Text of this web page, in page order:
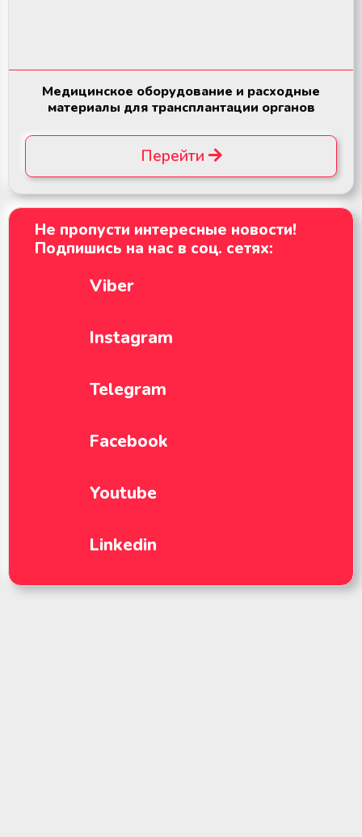
Медицинское оборудование и расходные
материалы для трансплантации органов
Перейти
Не пропусти интересные новости!
Подпишись на нас в соц. сетях:
Viber
Instagram
Telegram
Facebook
Youtube
Linkedin